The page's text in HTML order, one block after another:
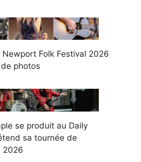
Newport Folk Festival 2026
photos
se produit au Daily
sa tournée de
2026